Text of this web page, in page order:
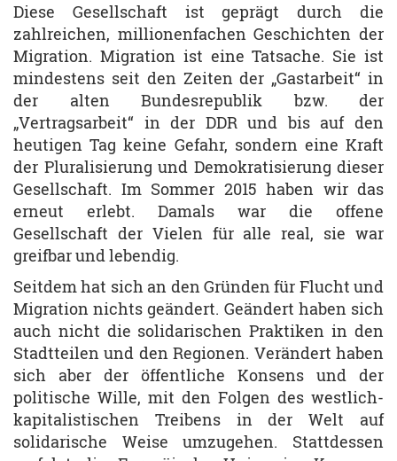
Diese Gesellschaft ist geprägt durch die
zahlreichen, millionenfachen Geschichten der
Migration. Migration ist eine Tatsache. Sie ist
mindestens seit den Zeiten der „Gastarbeit“ in
der alten Bundesrepublik bzw. der
„Vertragsarbeit“ in der DDR und bis auf den
heutigen Tag keine Gefahr, sondern eine Kraft
der Pluralisierung und Demokratisierung dieser
Gesellschaft. Im Sommer 2015 haben wir das
erneut erlebt. Damals war die offene
Gesellschaft der Vielen für alle real, sie war
greifbar und lebendig.
Seitdem hat sich an den Gründen für Flucht und
Migration nichts geändert. Geändert haben sich
auch nicht die solidarischen Praktiken in den
Stadtteilen und den Regionen. Verändert haben
sich aber der öffentliche Konsens und der
politische Wille, mit den Folgen des westlich-
kapitalistischen Treibens in der Welt auf
solidarische Weise umzugehen. Stattdessen